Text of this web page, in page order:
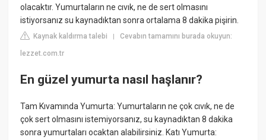
olacaktır. Yumurtaların ne cıvık, ne de sert olmasını
istiyorsanız su kaynadıktan sonra ortalama 8 dakika pişirin.
Kaynak kaldırma talebi |Cevabın tamamını burada okuyun:
lezzet.com.tr
En güzel yumurta nasıl haşlanır?
Tam Kıvamında Yumurta: Yumurtaların ne çok cıvık, ne de
çok sert olmasını istemiyorsanız, su kaynadıktan 8 dakika
sonra yumurtaları ocaktan alabilirsiniz. Katı Yumurta: